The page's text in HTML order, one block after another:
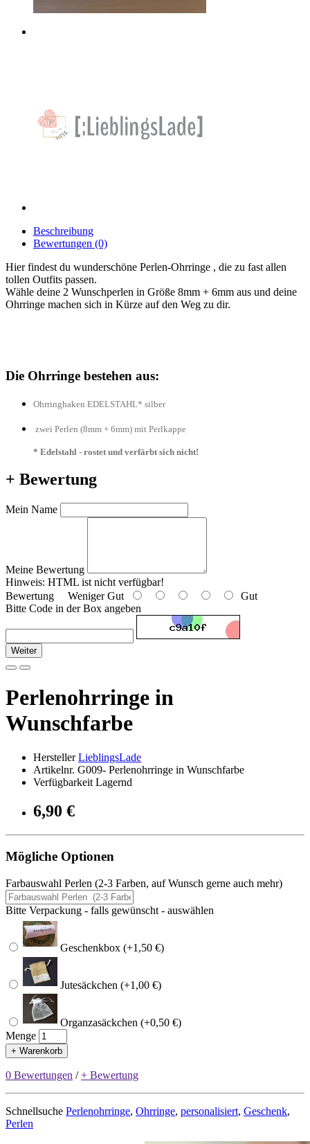
Beschreibung
Bewertungen (0)
Hier findest du wunderschöne Perlen-Ohrringe , die zu fast allen
tollen Outfits passen.
Wähle deine 2 Wunschperlen in Größe 8mm + 6mm aus und deine
Ohrringe machen sich in Kürze auf den Weg zu dir.
Die Ohrringe bestehen aus:
Ohrringhaken EDELSTAHL* silber
zwei Perlen (8mm + 6mm) mit Perlkappe
* Edelstahl - rostet und verfärbt sich nicht!
+ Bewertung
Mein Name
Meine Bewertung
Hinweis: HTML ist nicht verfügbar!
Bewertung Weniger Gut
Gut
Bitte Code in der Box angeben
Weiter
Perlenohrringe in
Wunschfarbe
HerstellerLieblingsLade
Artikelnr. G009- Perlenohrringe in Wunschfarbe
Verfügbarkeit Lagernd
6,90 €
Mögliche Optionen
Farbauswahl Perlen (2-3 Farben, auf Wunsch gerne auch mehr)
Bitte Verpackung - falls gewünscht - auswählen
Geschenkbox (+1,50 €)
Jutesäckchen (+1,00 €)
Organzasäckchen (+0,50 €)
Menge
+ Warenkorb
0 Bewertungen /+ Bewertung
Schnellsuche Perlenohrringe, Ohrringe, personalisiert, Geschenk,
Perlen